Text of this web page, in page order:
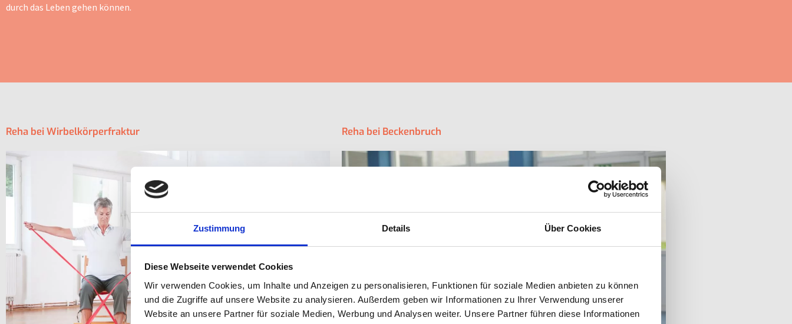
Zustimmung Details Über Cookies
Diese Webseite verwendet Cookies
Wir verwenden Cookies, um Inhalte und Anzeigen zu personalisieren, Funktionen für soziale Medien anbieten zu können
und die Zugriffe auf unsere Website zu analysieren. Außerdem geben wir Informationen zu Ihrer Verwendung unserer
Website an unsere Partner für soziale Medien, Werbung und Analysen weiter. Unsere Partner führen diese Informationen
durch das Leben gehen können.
Reha bei Wirbelkörperfraktur Reha bei Beckenbruch